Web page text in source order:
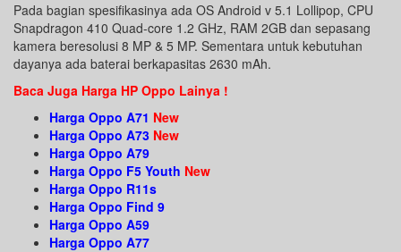
Pada bagian spesifikasinya ada OS Android v 5.1 Lollipop, CPU
Snapdragon 410 Quad-core 1.2 GHz, RAM 2GB dan sepasang
kamera beresolusi 8 MP & 5 MP. Sementara untuk kebutuhan
dayanya ada baterai berkapasitas 2630 mAh.
Baca Juga Harga HP Oppo Lainya !
Harga Oppo A71 New
Harga Oppo A73 New
Harga Oppo A79
Harga Oppo F5 Youth New
Harga Oppo R11s
Harga Oppo Find 9
Harga Oppo A59
Harga Oppo A77